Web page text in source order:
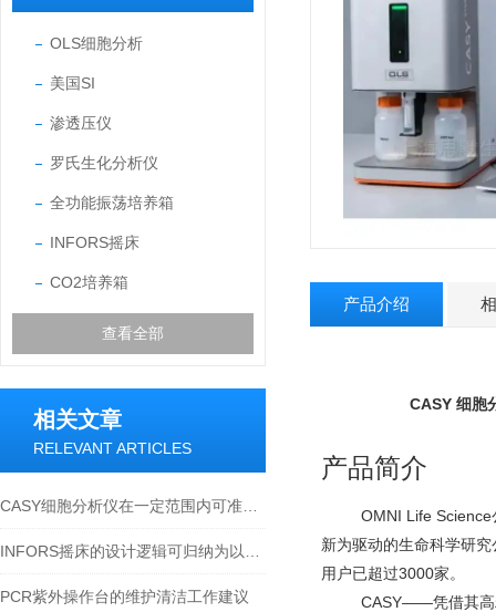
OLS细胞分析
美国SI
渗透压仪
罗氏生化分析仪
全功能振荡培养箱
INFORS摇床
CO2培养箱
查看全部
相关文章
RELEVANT ARTICLES
PCR紫外操作台的维护清洁工作建议
产品介绍
CASY 细胞
产品简介
OMNI Life Science
新为驱动的生命科学研
用户已超过3000家。
CASY——凭借其